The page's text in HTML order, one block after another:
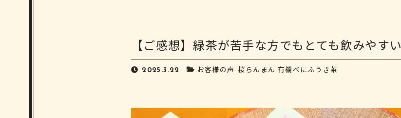
【ご感想】緑茶が苦手な方でもとても飲みやすい
2025.3.22 お客様の声 桜らんまん 有機べにふうき茶